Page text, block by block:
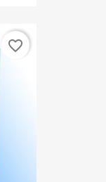
favorite_border